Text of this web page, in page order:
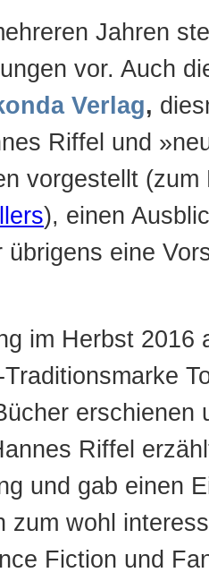
Jahren
vor. Auch
Verlag,
Riffel und »
vorgestellt
), einen
übrigens eine
im Herbst 2016
erschienen
Riffel
und gab einen
zum wohl
Fiction und